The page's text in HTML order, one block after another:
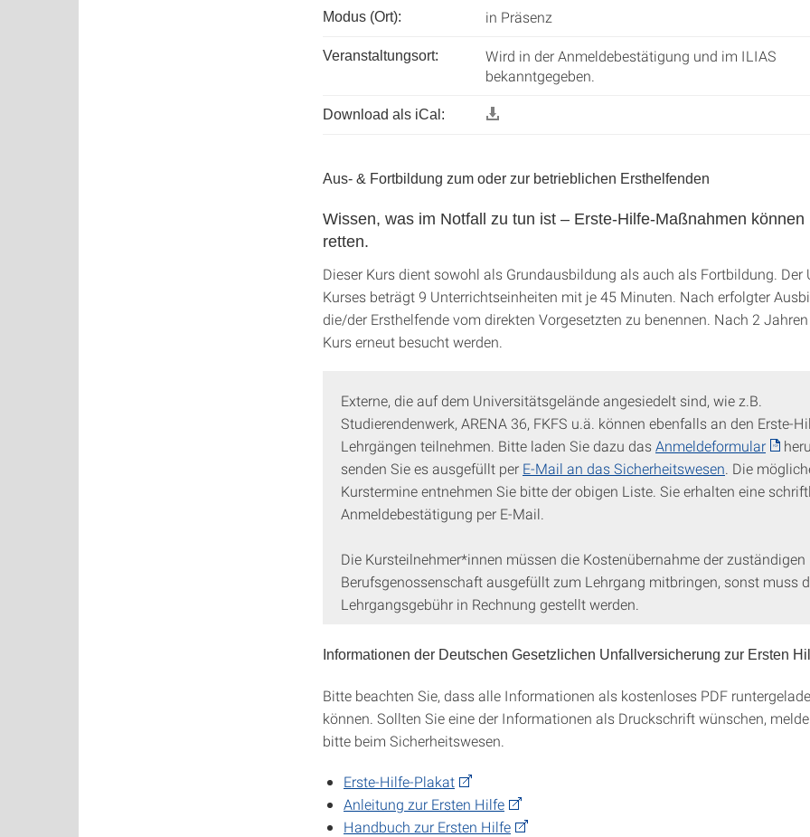
Modus (Ort): in Präsenz
Veranstaltungsort:
Wird in der Anmeldebestätigung und im ILIAS
bekanntgegeben.
Download als iCal:
Aus- & Fortbildung zum oder zur betrieblichen Ersthelfenden
Wissen, was im Notfall zu tun ist – Erste-Hilfe-Maßnahmen können
retten.
Dieser Kurs dient sowohl als Grundausbildung als auch als Fortbildung. Der
Kurses beträgt 9 Unterrichtseinheiten mit je 45 Minuten. Nach erfolgter
die/der Ersthelfende vom direkten Vorgesetzten zu benennen. Nach 2
Kurs erneut besucht werden.
Externe, die auf dem Universitätsgelände angesiedelt sind, wie z.B.
Studierendenwerk, ARENA 36, FKFS u.ä. können ebenfalls an den Erste-
Lehrgängen teilnehmen. Bitte laden Sie dazu dasAnmeldeformular
senden Sie es ausgefüllt per E-Mail an das Sicherheitswesen . Die
Kurstermine entnehmen Sie bitte der obigen Liste. Sie erhalten eine
Anmeldebestätigung per E-Mail.
Die Kursteilnehmer*innen müssen die Kostenübernahme der zuständigen
Berufsgenossenschaft ausgefüllt zum Lehrgang mitbringen, sonst muss
Lehrgangsgebühr in Rechnung gestellt werden.
Informationen der Deutschen Gesetzlichen Unfallversicherung zur Ersten
Bitte beachten Sie, dass alle Informationen als kostenloses PDF
können. Sollten Sie eine der Informationen als Druckschrift wünschen,
bitte beim Sicherheitswesen.
Erste-Hilfe-Plakat
Anleitung zur Ersten Hilfe
Handbuch zur Ersten Hilfe